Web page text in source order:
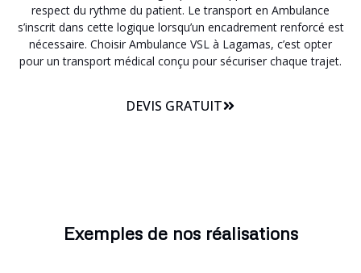
respect du rythme du patient. Le transport en Ambulance
s’inscrit dans cette logique lorsqu’un encadrement renforcé est
nécessaire. Choisir Ambulance VSL à Lagamas, c’est opter
pour un transport médical conçu pour sécuriser chaque trajet.
DEVIS GRATUIT
Exemples de nos réalisations